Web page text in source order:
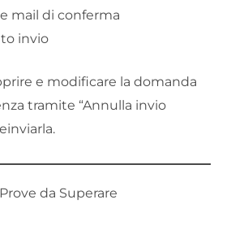
mail di conferma
invio
e modificare la domanda
tramite “Annulla invio
Prove da Superare